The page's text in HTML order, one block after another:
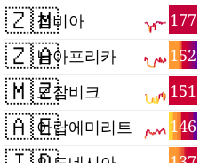
🇿🇲 177
잠비아
🇿🇦 152
남아프리카
🇲🇿 151
모잠비크
🇦🇪 146
아랍에미리트